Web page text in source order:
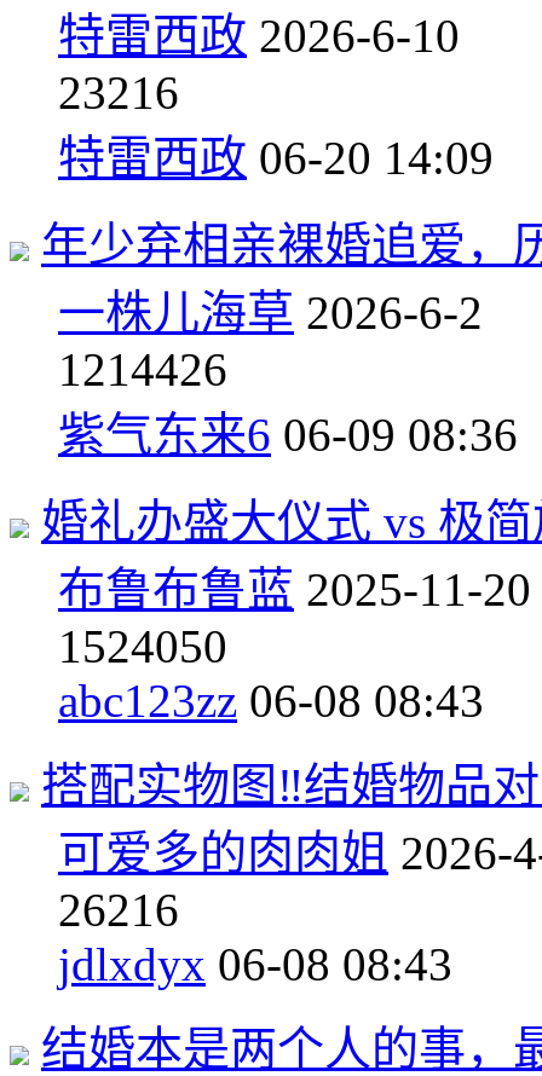
特雷西政 2026-6-10
23216
特雷西政 06-20 14:09
年少弃相亲裸婚追爱，
一株儿海草 2026-6-2
1214426
紫气东来6 06-09 08:36
婚礼办盛大仪式 vs 极
布鲁布鲁蓝 2025-11-20
1524050
abc123zz 06-08 08:43
搭配实物图‼结婚物品
可爱多的肉肉姐 2026-
26216
jdlxdyx 06-08 08:43
结婚本是两个人的事，